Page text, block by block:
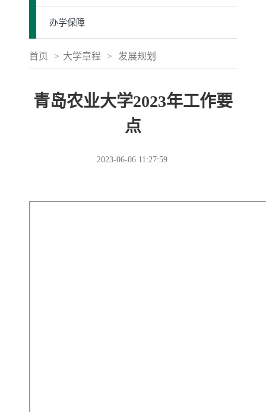
办学保障
首页 > 大学章程 > 发展规划
青岛农业大学2023年工作要
点
2023-06-06 11:27:59